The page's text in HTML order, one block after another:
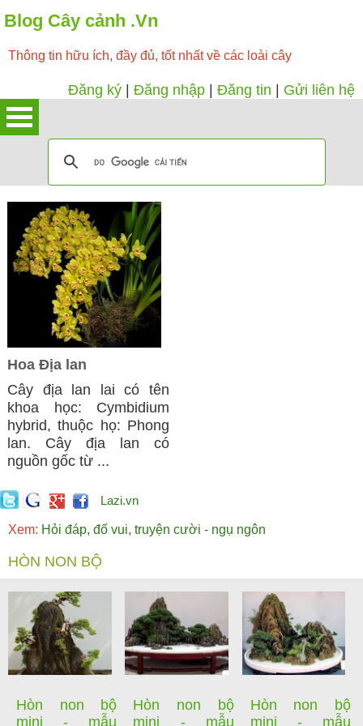
Blog Cây cảnh .Vn
Thông tin hữu ích, đầy đủ, tốt nhất về các loài cây
Đăng ký Đăng nhập Đăng tin Gửi liên hệ
Hoa Địa lan
Cây địa lan lai có tên
khoa học: Cymbidium
hybrid, thuộc họ: Phong
lan. Cây địa lan có
nguồn gốc từ ...
Lazi.vn
Xem: Hỏi đáp, đố vui, truyện cười - ngụ ngôn
HÒN NON BỘ
Hòn non bộ
mini - mẫu
Hòn non bộ
mini - mẫu
Hòn non bộ
mini - mẫu